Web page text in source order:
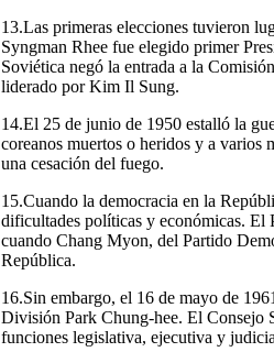
13.Las primeras elecciones tuvieron
Syngman Rhee fue elegido primer
Soviética negó la entrada a la
liderado por Kim Il Sung.
14.El 25 de junio de 1950 estalló la
coreanos muertos o heridos y a varios
una cesación del fuego.
15.Cuando la democracia en la
dificultades políticas y económicas. El
cuando Chang Myon, del Partido
República.
16.Sin embargo, el 16 de mayo de
División Park Chung-hee. El Consejo
funciones legislativa, ejecutiva y